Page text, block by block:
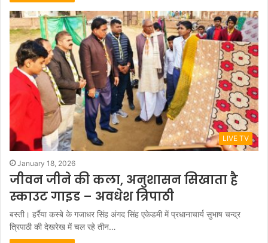
LIVE TV
January 18, 2026
जीवन जीने की कला, अनुशासन सिखाता है
स्काउट गाइड – अवधेश त्रिपाठी
बस्ती। हर्रैया कस्बे के गजाधर सिंह अंगद सिंह एकेडमी में प्रधानाचार्य सुभाष चन्द्र
त्रिपाठी की देखरेख में चल रहे तीन…